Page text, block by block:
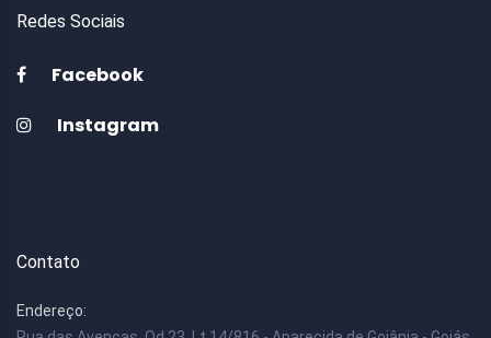
Redes Sociais
Facebook
Instagram
Contato
Endereço: